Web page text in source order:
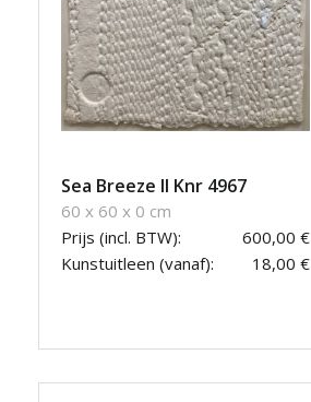
Sea Breeze II Knr 4967
60 x 60 x 0 cm
Prijs (incl. BTW):
600,00 €
Kunstuitleen (vanaf):
18,00 €